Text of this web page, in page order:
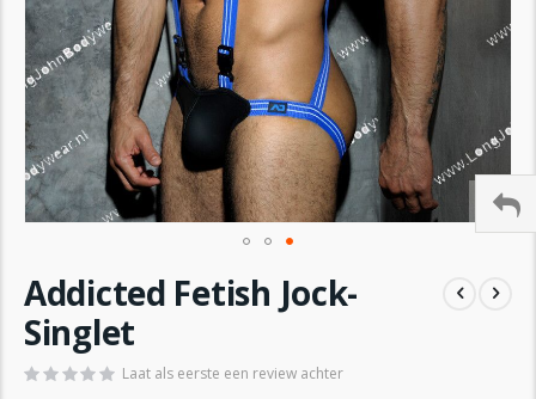
naar
het
begin
de
Addicted Fetish Jock-
Singlet
Laat als eerste een review achter